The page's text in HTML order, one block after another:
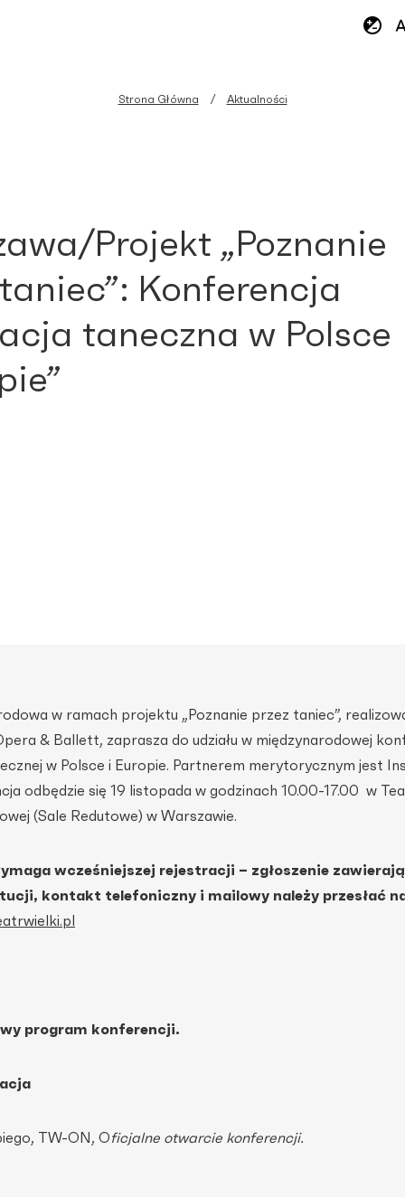
Strona Główna Aktualności
Projekt „Poznanie
Konferencja
taneczna w Polsce
w ramach projektu „Poznanie przez taniec”,
& Ballett, zaprasza do udziału w międzynarodowej
w Polsce i Europie. Partnerem merytorycznym jest
odbędzie się 19 listopada w godzinach 10.00-17.00 w
(Sale Redutowe) w Warszawie.
wcześniejszej rejestracji – zgłoszenie
kontakt telefoniczny i mailowy należy przesłać
program konferencji.
TW-ON, Oficjalne otwarcie konferencji.